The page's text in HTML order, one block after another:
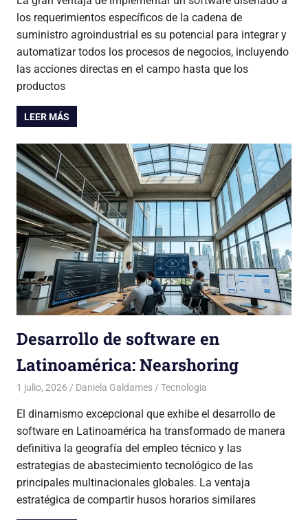
los requerimientos específicos de la cadena de
suministro agroindustrial es su potencial para integrar y
automatizar todos los procesos de negocios, incluyendo
las acciones directas en el campo hasta que los
productos
LEER MÁS
Desarrollo de software en
Latinoamérica: Nearshoring
1 julio, 2026 Daniela Galdames Tecnologia
El dinamismo excepcional que exhibe el desarrollo de
software en Latinoamérica ha transformado de manera
definitiva la geografía del empleo técnico y las
estrategias de abastecimiento tecnológico de las
principales multinacionales globales. La ventaja
estratégica de compartir husos horarios similares